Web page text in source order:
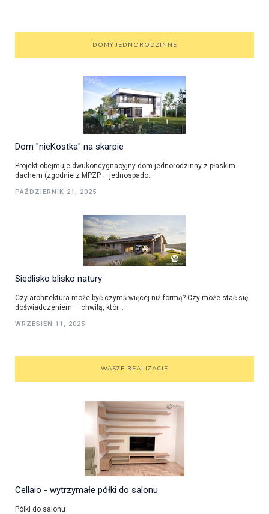
DOMY JEDNORODZINNE
Dom "nieKostka" na skarpie
Projekt obejmuje dwukondygnacyjny dom jednorodzinny z płaskim
dachem (zgodnie z MPZP – jednospado...
PAŹDZIERNIK 21, 2025
Siedlisko blisko natury
Czy architektura może być czymś więcej niż formą? Czy może stać się
doświadczeniem — chwilą, któr...
WRZESIEŃ 11, 2025
WASZE REALIZACJE
Cellaio - wytrzymałe półki do salonu
Półki do salonu